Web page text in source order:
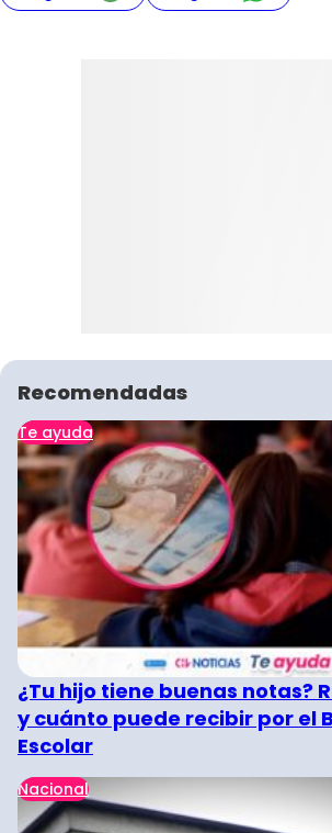
Recomendadas
Te ayuda
¿Tu hijo tiene buenas notas?
y cuánto puede recibir por el
Escolar
Nacional